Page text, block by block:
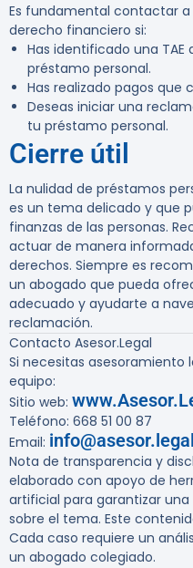
Es fundamental contactar
derecho financiero si:
Has identificado una
préstamo personal.
Has realizado pagos que
Deseas iniciar una
tu préstamo personal.
Cierre útil
La nulidad de préstamos
es un tema delicado y que
finanzas de las personas.
actuar de manera
derechos. Siempre es
un abogado que pueda
adecuado y ayudarte a
reclamación.
Contacto Asesor.Legal
Si necesitas
equipo:
Sitio web:
Teléfono: 668 51 00 87
Email: info@asesor.legal
Nota de transparencia y
elaborado con apoyo de
artificial para garantizar
sobre el tema. Este
Cada caso requiere un
un abogado colegiado.